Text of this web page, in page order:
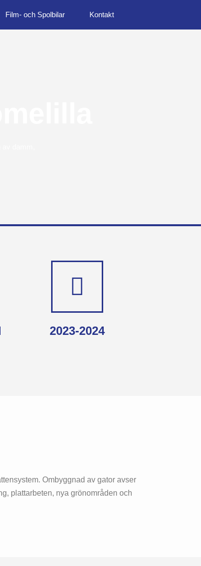
Film- och Spolbilar Kontakt
2023-2024
Ombyggnad av gator avser
plattarbeten, nya grönområden och